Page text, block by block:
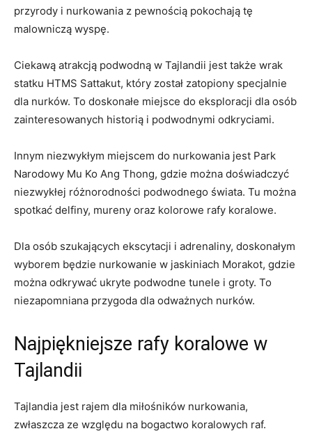
przyrody i nurkowania⁢ z​ pewnością pokochają tę
malowniczą wyspę.
Ciekawą atrakcją podwodną ‍w Tajlandii jest także wrak
‍statku HTMS Sattakut, który został zatopiony specjalnie
dla nurków. To doskonałe miejsce do eksploracji dla osób
zainteresowanych⁤ historią i podwodnymi⁤ odkryciami.
Innym niezwykłym miejscem do nurkowania jest Park
Narodowy Mu​ Ko Ang Thong, ⁣gdzie można doświadczyć
niezwykłej różnorodności podwodnego świata. Tu można
spotkać delfiny, mureny oraz kolorowe‍ rafy koralowe.
Dla osób szukających ekscytacji ⁣i adrenaliny, doskonałym
wyborem ‍będzie nurkowanie w jaskiniach Morakot, gdzie
można‍ odkrywać ukryte podwodne tunele i ⁤groty. To
niezapomniana przygoda dla odważnych nurków.
Najpiękniejsze rafy koralowe w
Tajlandii
Tajlandia jest rajem⁤ dla⁤ miłośników nurkowania,
zwłaszcza ‍ze względu na ​bogactwo ⁤koralowych raf.